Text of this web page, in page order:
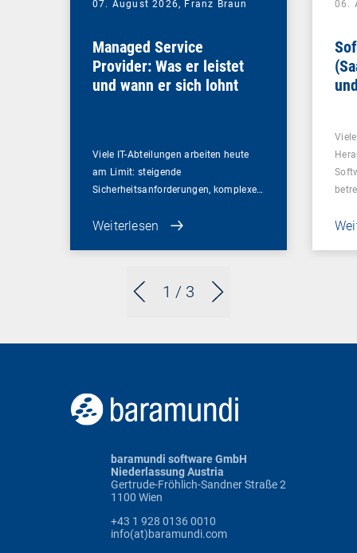
1 / 3
07. August 2026, Franz Braun
Managed Service
Provider: Was er leistet
und wann er sich lohnt
Viele IT-Abteilungen arbeiten heute
am Limit: steigende
Sicherheitsanforderungen, komplexe…
Weiterlesen
06.
baramundi software GmbH
Niederlassung Austria
Gertrude-Fröhlich-Sandner Straße 2
1100 Wien
+43 1 928 0136 0010
info(at)baramundi.com